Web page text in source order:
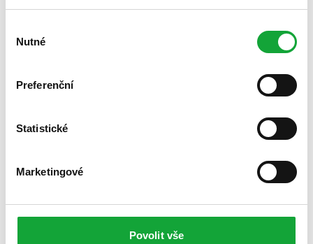
souhlasu
Nutné
Preferenční
Statistické
Marketingové
Povolit vše